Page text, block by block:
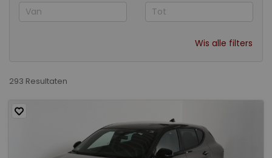
Wis alle filters
293 Resultaten